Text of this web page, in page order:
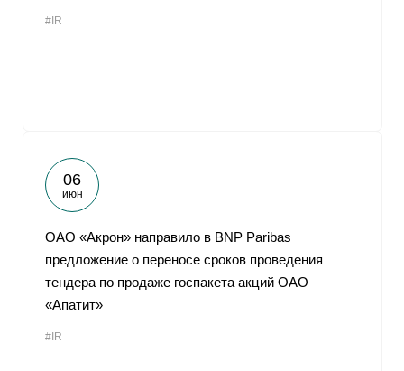
#IR
06
июн
ОАО «Акрон» направило в BNP Paribas
предложение о переносе сроков проведения
тендера по продаже госпакета акций ОАО
«Апатит»
#IR